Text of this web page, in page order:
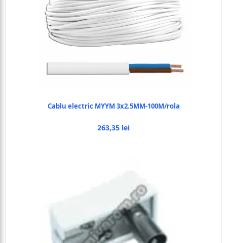
Cablu electric MYYM 3x2.5MM-100M/rola
263,35 lei